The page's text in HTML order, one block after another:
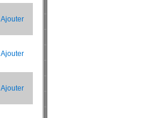
Ajouter
Ajouter
Ajouter